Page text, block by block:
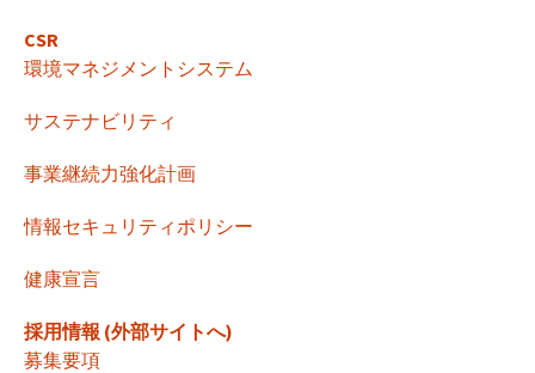
ン
CSR
環境マネジメントシステム
サステナビリティ
事業継続力強化計画
情報セキュリティポリシー
健康宣言
採用情報 (外部サイトへ)
募集要項